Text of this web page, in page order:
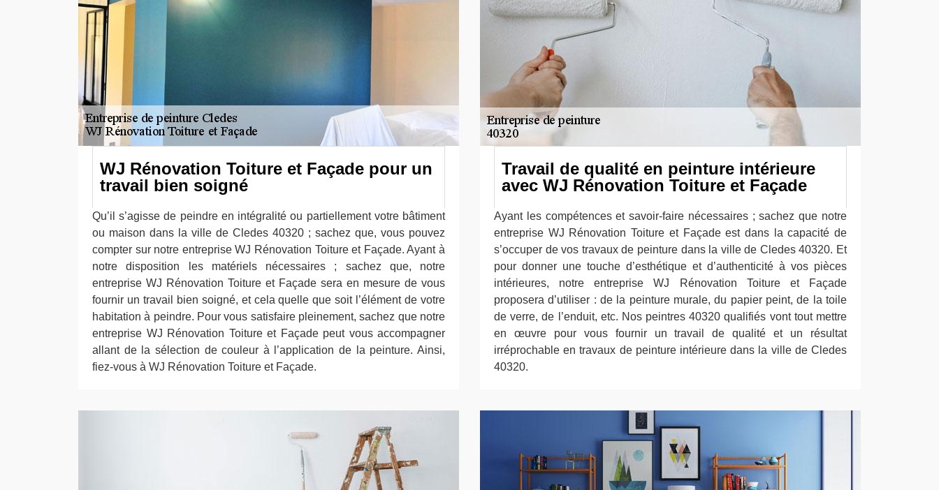
WJ Rénovation Toiture et Façade pour un
travail bien soigné
Qu’il s’agisse de peindre en intégralité ou partiellement votre bâtiment
ou maison dans la ville de Cledes 40320 ; sachez que, vous pouvez
compter sur notre entreprise WJ Rénovation Toiture et Façade. Ayant à
notre disposition les matériels nécessaires ; sachez que, notre
entreprise WJ Rénovation Toiture et Façade sera en mesure de vous
fournir un travail bien soigné, et cela quelle que soit l’élément de votre
habitation à peindre. Pour vous satisfaire pleinement, sachez que notre
entreprise WJ Rénovation Toiture et Façade peut vous accompagner
allant de la sélection de couleur à l’application de la peinture. Ainsi,
fiez-vous à WJ Rénovation Toiture et Façade.
Travail de qualité en peinture intérieure
avec WJ Rénovation Toiture et Façade
Ayant les compétences et savoir-faire nécessaires ; sachez que notre
entreprise WJ Rénovation Toiture et Façade est dans la capacité de
s’occuper de vos travaux de peinture dans la ville de Cledes 40320. Et
pour donner une touche d’esthétique et d’authenticité à vos pièces
intérieures, notre entreprise WJ Rénovation Toiture et Façade
proposera d’utiliser : de la peinture murale, du papier peint, de la toile
de verre, de l’enduit, etc. Nos peintres 40320 qualifiés vont tout mettre
en œuvre pour vous fournir un travail de qualité et un résultat
irréprochable en travaux de peinture intérieure dans la ville de Cledes
40320.